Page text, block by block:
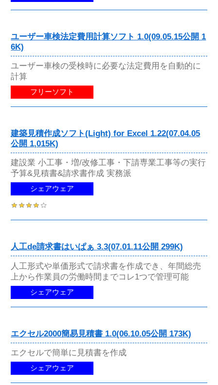
ユーザー車検法定費用計算ソフト 1.0(09.05.15公開 1
6K)
ユーザー車検の受検時に必要な法定費用を自動的に
計算
フリーソフト
建築見積作成ソフト(Light) for Excel 1.22(07.04.05
公開 1,015K)
建設業 小工事・増/改修工事・下請専業工事等の実行
予算&見積書&請求書作成 実務派
シェアウェア
人工de請求書はいぱぁ 3.3(07.01.11公開 299K)
人工形式や単価形式で請求書を作成でき、年間総売
上から作業員の労働時間までコレ1つで管理可能
シェアウェア
エクセル2000簡易見積書 1.0(06.10.05公開 173K)
エクセルで簡単に見積書を作成
シェアウェア